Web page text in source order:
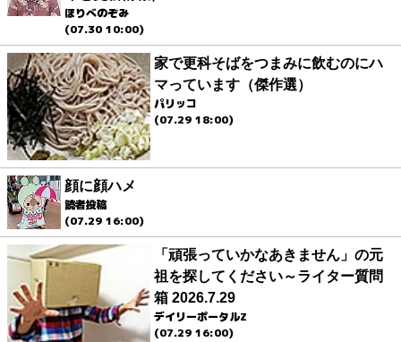
ほりべのぞみ
(07.30 10:00)
家で更科そばをつまみに飲むのにハ
マっています（傑作選）
パリッコ
(07.29 18:00)
顔に顔ハメ
読者投稿
(07.29 16:00)
「頑張っていかなあきません」の元
祖を探してください～ライター質問
箱 2026.7.29
デイリーポータルZ
(07.29 16:00)